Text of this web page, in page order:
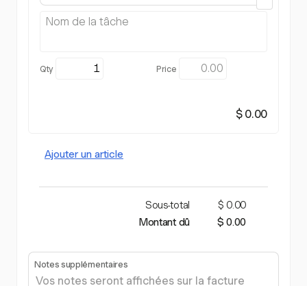
$ 0.00
Ajouter un article
Sous-total
$ 0.00
Montant dû
$ 0.00
Notes supplémentaires